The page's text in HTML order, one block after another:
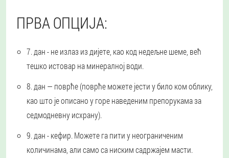
ПРВА ОПЦИЈА:
7. дан- не излаз из дијете, као код недељне шеме, већ
тешко истовар на минералној води.
8. дан — поврће (поврће можете јести у било ком облику,
као што је описано у горе наведеним препорукама за
седмодневну исхрану).
9. дан- кефир. Можете га пити у неограниченим
количинама, али само са ниским садржајем масти.